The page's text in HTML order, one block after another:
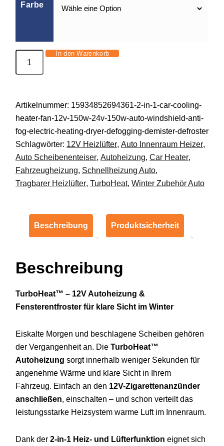
Farbe
TurboHeat™
–
Schnellwärmer
fürs
Auto
|
Portabler
Heizlüfter
In den Warenkorb
Artikelnummer: 15934852694361-2-in-1-car-cooling-
heater-fan-12v-150w-24v-150w-auto-windshield-anti-
fog-electric-heating-dryer-defogging-demister-defroster
Schlagwörter: 12V Heizlüfter, Auto Innenraum Heizer,
Auto Scheibenenteiser, Autoheizung, Car Heater,
Fahrzeugheizung, Schnellheizung Auto,
Tragbarer Heizlüfter, TurboHeat, Winter Zubehör Auto
Beschreibung Produktsicherheit
Beschreibung
TurboHeat™ – 12VAutoheizung &
Fensterentfroster für klare Sicht im Winter
Eiskalte Morgen und beschlagene Scheiben gehören
der Vergangenheitan. Die TurboHeat™
Autoheizung sorgt innerhalb weniger Sekunden für
angenehme Wärme und klare Sicht in
Ihrem
Fahrzeug. Einfach an den 12V-Zigarettenanzünder
anschließen, einschalten – und schon verteiltdas
leistungsstarke Heizsystem warme Luft im Innenraum.
Dank der 2-in-1 Heiz- und Lüfterfunktion eignetsich